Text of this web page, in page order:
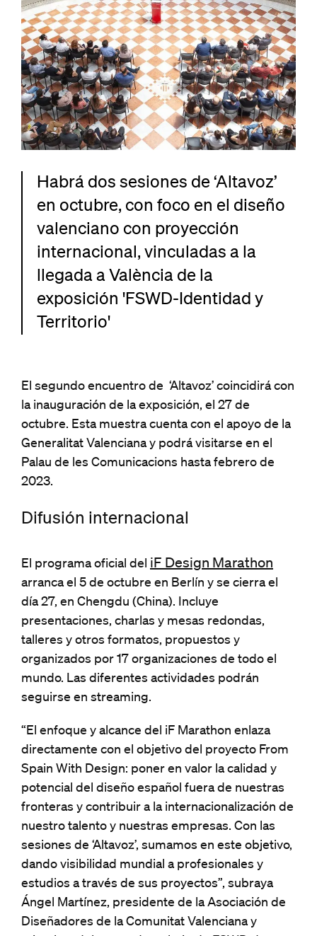
Habrá dos sesiones de ‘Altavoz’
en octubre, con foco en el diseño
valenciano con proyección
internacional, vinculadas a la
llegada a València de la
exposición 'FSWD-Identidad y
Territorio'
El segundo encuentro de ‘Altavoz’ coincidirá con
la inauguración de la exposición, el 27 de
octubre. Esta muestra cuenta con el apoyo de la
Generalitat Valenciana y podrá visitarse en el
Palau de les Comunicacions hasta febrero de
2023.
Difusión internacional
El programa oficial del iF Design Marathon
arranca el 5 de octubre en Berlín y se cierra el
día 27, en Chengdu (China). Incluye
presentaciones, charlas y mesas redondas,
talleres y otros formatos, propuestos y
organizados por 17 organizaciones de todo el
mundo. Las diferentes actividades podrán
seguirse en streaming.
“El enfoque y alcance del iF Marathon enlaza
directamente con el objetivo del proyecto From
Spain With Design: poner en valor la calidad y
potencial del diseño español fuera de nuestras
fronteras y contribuir a la internacionalización de
nuestro talento y nuestras empresas. Con las
sesiones de ‘Altavoz’, sumamos en este objetivo,
dando visibilidad mundial a profesionales y
estudios a través de sus proyectos”, subraya
Ángel Martínez, presidente de la Asociación de
Diseñadores de la Comunitat Valenciana y